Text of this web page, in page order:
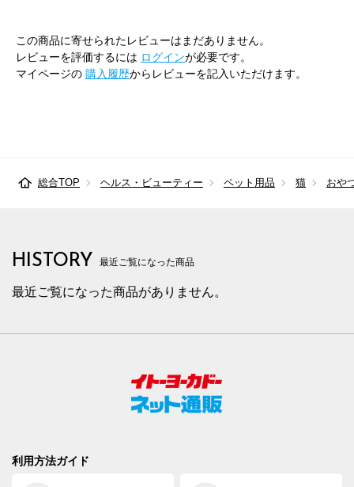
この商品に寄せられたレビューはまだありません。
レビューを評価するには ログインが必要です。
マイページの 購入履歴からレビューを記入いただけます。
総合TOP ヘルス・ビューティー ペット用品 猫 おや
HISTORY 最近ご覧になった商品
最近ご覧になった商品がありません。
利用方法ガイド